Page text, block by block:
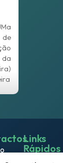
Links
Rápidos
Emprego